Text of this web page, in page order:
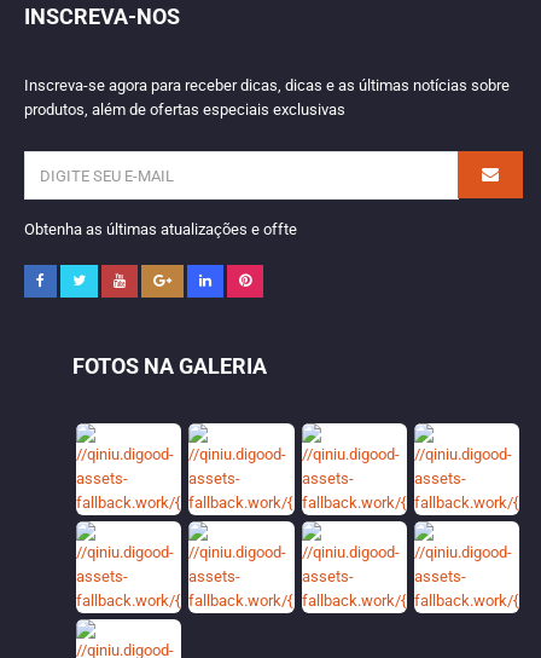
INSCREVA-NOS
Inscreva-se agora para receber dicas, dicas e as últimas notícias sobre
produtos, além de ofertas especiais exclusivas
Obtenha as últimas atualizações e offte
FOTOS NA GALERIA